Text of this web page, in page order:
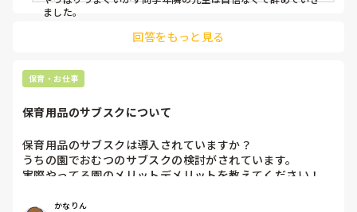
ました。
回答をもっと見る
保育・お仕事
保育用品のサブスクについて
保育用品のサブスクは導入されていますか？
うちの園でおむつのサブスクの検討がされています。
実際やってる園のメリットデメリットを教えてください！
かなりん